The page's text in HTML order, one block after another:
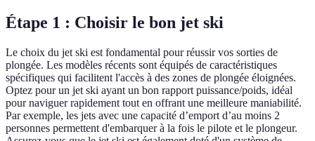
Étape 1 : Choisir le bon jet ski
Le choix du jet ski est fondamental pour réussir vos sorties de
plongée. Les modèles récents sont équipés de caractéristiques
spécifiques qui facilitent l'accès à des zones de plongée éloignées.
Optez pour un jet ski ayant un bon rapport puissance/poids, idéal
pour naviguer rapidement tout en offrant une meilleure maniabilité.
Par exemple, les jets avec une capacité d’emport d’au moins 2
personnes permettent d'embarquer à la fois le pilote et le plongeur.